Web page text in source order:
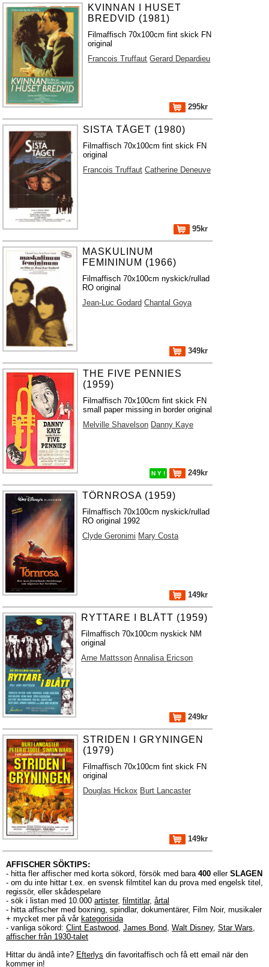
KVINNAN I HUSET
BREDVID (1981)
Filmaffisch 70x100cm fint skick FN
original
Francois Truffaut Gerard Depardieu
295kr
SISTA TÅGET (1980)
Filmaffisch 70x100cm fint skick FN
original
Francois Truffaut Catherine Deneuve
95kr
MASKULINUM
FEMININUM (1966)
Filmaffisch 70x100cm nyskick/rullad
RO original
Jean-Luc Godard Chantal Goya
349kr
THE FIVE PENNIES
(1959)
Filmaffisch 70x100cm fint skick FN
small paper missing in border original
Melville Shavelson Danny Kaye
N Y ! 249kr
TÖRNROSA (1959)
Filmaffisch 70x100cm nyskick/rullad
RO original 1992
Clyde Geronimi Mary Costa
149kr
RYTTARE I BLÅTT (1959)
Filmaffisch 70x100cm nyskick NM
original
Arne Mattsson Annalisa Ericson
249kr
STRIDEN I GRYNINGEN
(1979)
Filmaffisch 70x100cm fint skick FN
original
Douglas Hickox Burt Lancaster
149kr
AFFISCHER SÖKTIPS:
- hitta fler affischer med korta sökord, försök med bara 400 eller SLAGEN
- om du inte hittar t.ex. en svensk filmtitel kan du prova med engelsk titel,
regissör, eller skådespelare
- sök i listan med 10.000 artister, filmtitlar, årtal
- hitta affischer med boxning, spindlar, dokumentärer, Film Noir, musikaler
+ mycket mer på vår kategorisida
- vanliga sökord: Clint Eastwood, James Bond, Walt Disney, Star Wars,
affischer från 1930-talet
Hittar du ändå inte? Efterlys din favoritaffisch och få ett email när den
kommer in!